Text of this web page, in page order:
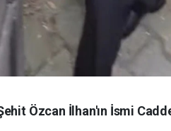
Özcan İlhan'ın İsmi